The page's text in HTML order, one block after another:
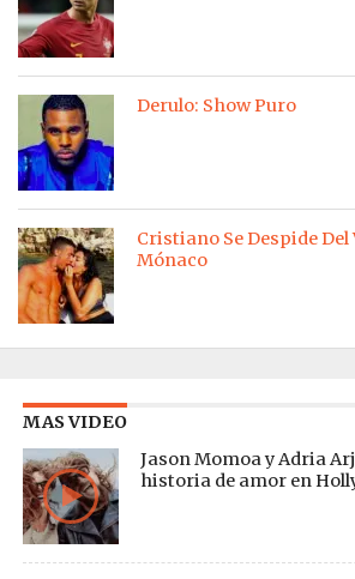
Derulo: Show Puro
Cristiano Se Despide Del
Mónaco
MAS VIDEO
Jason Momoa y Adria
historia de amor en